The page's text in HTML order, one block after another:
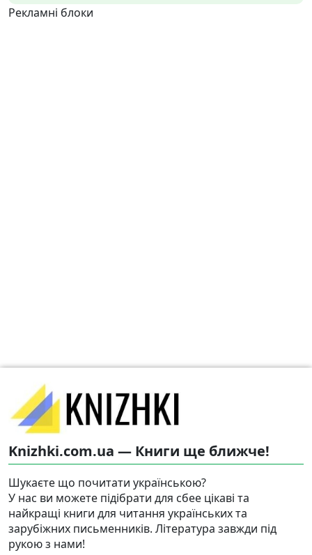
Рекламні блоки
Knizhki.com.ua — Книги ще ближче!
Шукаєте що почитати українською?
У нас ви можете підібрати для сбее цікаві та
найкращі книги для читання українських та
зарубіжних письменників. Література завжди під
рукою з нами!